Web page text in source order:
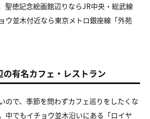
聖徳記念絵画館辺りならJR中央・総武線
ウ並木付近なら東京メトロ銀座線「外苑
有名カフェ・レストラン
ので、季節を問わずカフェ巡りをしたくな
中でもイチョウ並木沿いにある「ロイヤ